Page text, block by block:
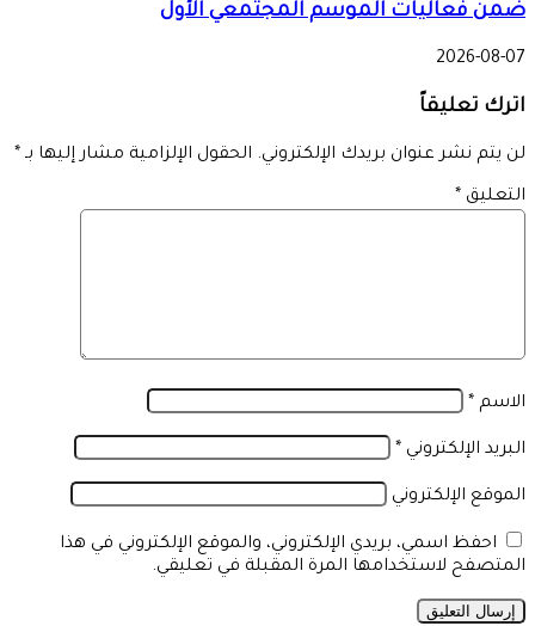
ضمن فعاليات الموسم المجتمعي الأول
2026-08-07
اترك تعليقاً
لن يتم نشر عنوان بريدك الإلكتروني. الحقول الإلزامية مشار إليها بـ *
التعليق *
الاسم *
البريد الإلكتروني *
الموقع الإلكتروني
احفظ اسمي، بريدي الإلكتروني، والموقع الإلكتروني في هذا
المتصفح لاستخدامها المرة المقبلة في تعليقي.